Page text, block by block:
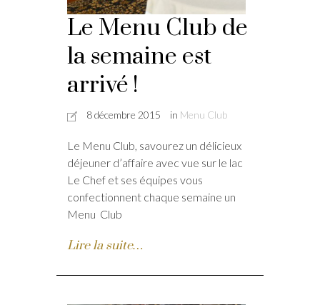
Le Menu Club de
la semaine est
arrivé !
8 décembre 2015 in Menu Club
Le Menu Club, savourez un délicieux
déjeuner d’affaire avec vue sur le lac
Le Chef et ses équipes vous
confectionnent chaque semaine un
Menu Club
Lire la suite…